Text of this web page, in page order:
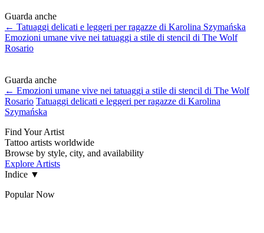
Guarda anche
← Tatuaggi delicati e leggeri per ragazze di Karolina Szymańska
Emozioni umane vive nei tatuaggi a stile di stencil di The Wolf
Rosario
Guarda anche
← Emozioni umane vive nei tatuaggi a stile di stencil di The Wolf
Rosario Tatuaggi delicati e leggeri per ragazze di Karolina
Szymańska
Find Your Artist
Tattoo artists worldwide
Browse by style, city, and availability
Explore Artists
Indice ▼
Popular Now